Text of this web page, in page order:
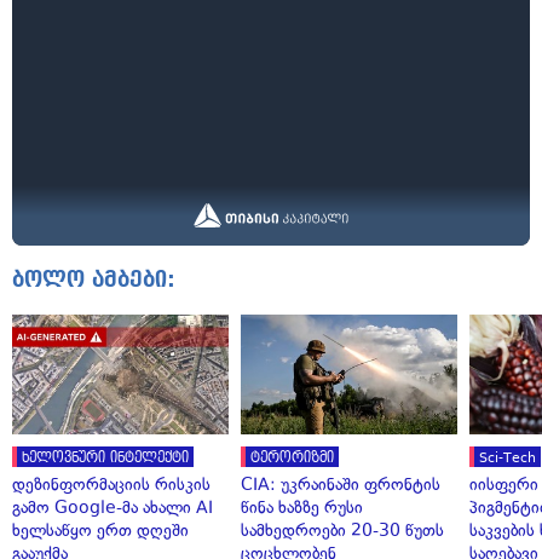
ბოლო ამბები:
ხელოვნური ინტელექტი
დეზინფორმაციის რისკის
გამო Google-მა ახალი AI
ხელსაწყო ერთ დღეში
გააუქმა
ტერორიზმი
CIA: უკრაინაში ფრონტის
წინა ხაზზე რუსი
სამხედროები 20-30 წუთს
ცოცხლობენ
Sci-Tech
იისფერი